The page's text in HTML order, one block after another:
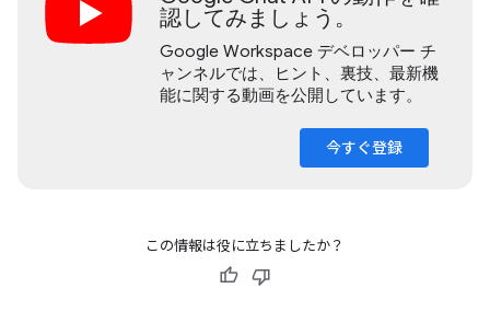
認してみましょう。
Google Workspace デベロッパー チ
ャンネルでは、ヒント、裏技、最新機
能に関する動画を公開しています。
今すぐ登録
この情報は役に立ちましたか？